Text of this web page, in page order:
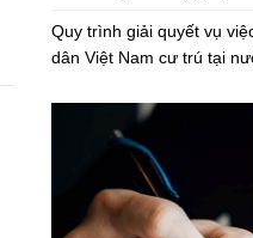
Quy trình giải quyết vụ
dân Việt Nam cư trú tại